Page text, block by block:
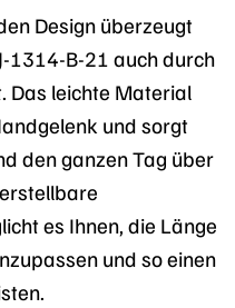
Design überzeugt
1314-B-21 auch durch
Das leichte Material
und sorgt
den ganzen Tag über
es Ihnen, die Länge
und so einen